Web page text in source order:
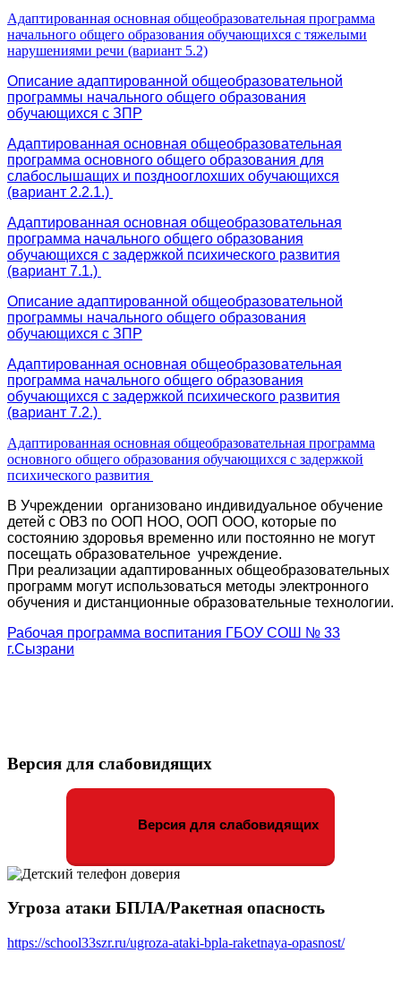
Адаптированная основная общеобразовательная программа
начального общего образования обучающихся с тяжелыми
нарушениями речи (вариант 5.2)
Описание адаптированной общеобразовательной
программы начального общего образования
обучающихся с ЗПР
Адаптированная основная общеобразовательная
программа основного общего образования для
слабослышащих и позднооглохших обучающихся
(вариант 2.2.1.)
Адаптированная основная общеобразовательная
программа начального общего образования
обучающихся с задержкой психического развития
(вариант 7.1.)
Описание адаптированной общеобразовательной
программы начального общего образования
обучающихся с ЗПР
Адаптированная основная общеобразовательная
программа начального общего образования
обучающихся с задержкой психического развития
(вариант 7.2.)
Адаптированная основная общеобразовательная программа
основного общего образования обучающихся с задержкой
психического развития
В Учреждении организовано индивидуальное обучение
детей с ОВЗ по ООП НОО, ООП ООО, которые по
состоянию здоровья временно или постоянно не могут
посещать образовательное учреждение.
При реализации адаптированных общеобразовательных
программ могут использоваться методы электронного
обучения и дистанционные образовательные технологии.
Рабочая программа воспитания ГБОУ СОШ № 33
г.Сызрани
Версия для слабовидящих
Версия для слабовидящих
Угроза атаки БПЛА/Ракетная опасность
https://school33szr.ru/ugroza-ataki-bpla-raketnaya-opasnost/